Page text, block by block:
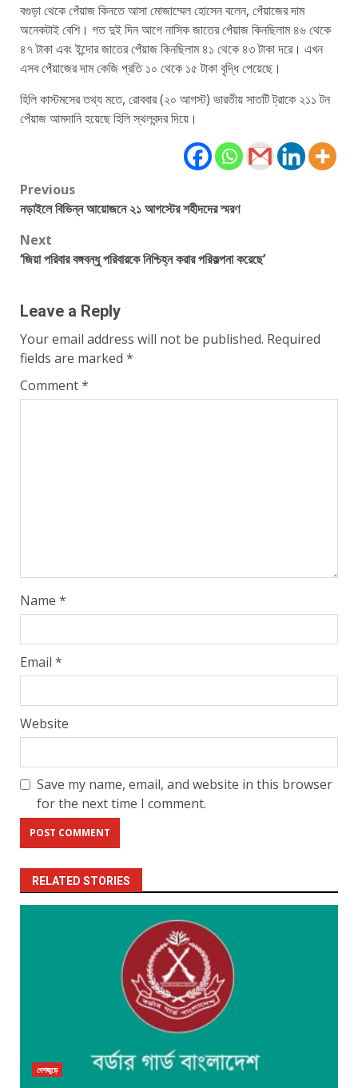
বগুড়া থেকে পেঁয়াজ কিনতে আসা মোজাম্মেল হোসেন বলেন, পেঁয়াজের দাম
অনেকটাই বেশি। গত দুই দিন আগে নাসিক জাতের পেঁয়াজ কিনছিলাম ৪৬ থেকে
৪৭ টাকা এবং ইন্দোর জাতের পেঁয়াজ কিনছিলাম ৪১ থেকে ৪৩ টাকা দরে। এখন
এসব পেঁয়াজের দাম কেজি প্রতি ১০ থেকে ১৫ টাকা বৃদ্ধি পেয়েছে।
হিলি কাস্টমসের তথ্য মতে, রোববার (২০ আগস্ট) ভারতীয় সাতটি ট্রাকে ২১১ টন
পেঁয়াজ আমদানি হয়েছে হিলি স্থলবন্দর দিয়ে।
Post
navigation
Previous
নড়াইলে বিভিন্ন আয়োজনে ২১ আগস্টের শহীদদের স্মরণ
Next
‘জিয়া পরিবার বঙ্গবন্ধু পরিবারকে নিশ্চিহ্ন করার পরিকল্পনা করেছে’
Leave a Reply
Your email address will not be published. Required
fields are marked *
Comment*
Name *
Email *
Website
Save my name, email, and website in this browser
for the next time I comment.
RELATED STORIES
দেশজুড়ে